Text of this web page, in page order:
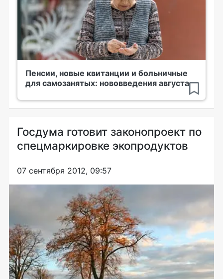
Пенсии, новые квитанции и больничные
для самозанятых: нововведения августа
Госдума готовит законопроект по
спецмаркировке экопродуктов
07 сентября 2012, 09:57